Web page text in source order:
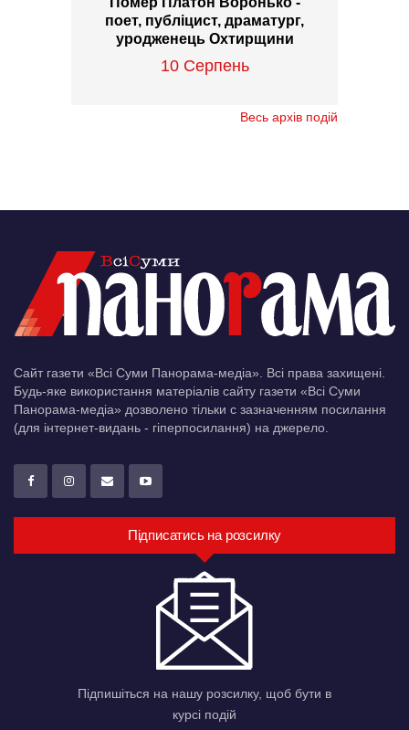
поет, публіцист, драматург,
уродженець Охтирщини
10 Серпень
Весь архів подій
Сайт газети «Всі Суми Панорама-медіа». Всі права захищені.
Будь-яке використання матеріалів сайту газети «Всі Суми
Панорама-медіа» дозволено тільки c зазначенням посилання
(для інтернет-видань - гіперпосилання) на джерело.
Підписатись на розсилку
Підпишіться на нашу розсилку, щоб бути в
курсі подій